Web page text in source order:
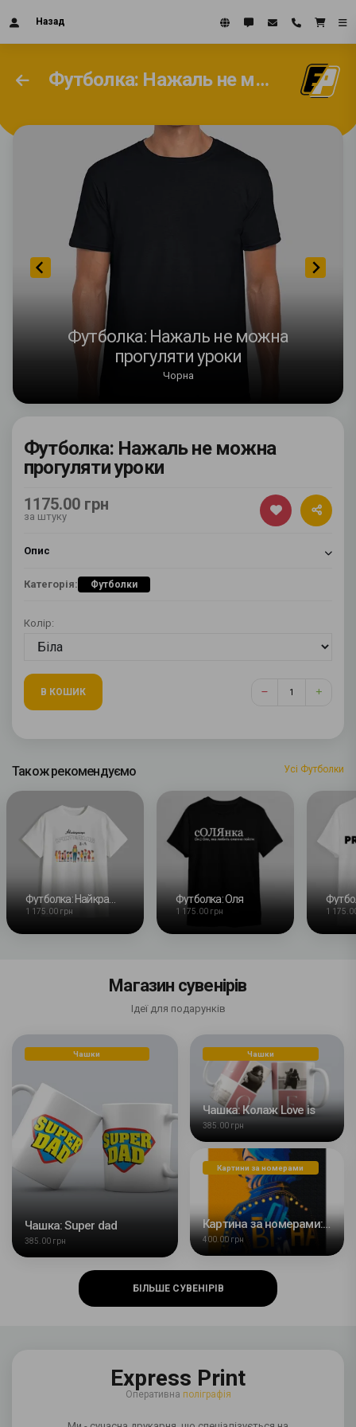
Назад
Футболка: Нажаль не можна прогуляти уроки
Футболка: Нажаль не можна
прогуляти уроки
Чорна
Футболка: Нажаль не можна
прогуляти уроки
1175.00 грн
за штуку
Опис
Категорія: Футболки
Колір:
В КОШИК
Також рекомендуємо Усі Футболки
1 175.00 грн
Футболка: Оля
1 175.00 грн 1
Магазин сувенірів
Ідеї для подарунків
Чашки
Чашка: Super dad
385.00 грн
Чашки
Чашка: Колаж Love is
385.00 грн
Картини за номерами
Картина за номерами: Вільна
400.00 грн
БІЛЬШЕ СУВЕНІРІВ
Express Print
Оперативна поліграфія